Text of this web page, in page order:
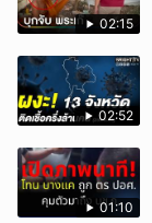
02:15
02:52
01:10